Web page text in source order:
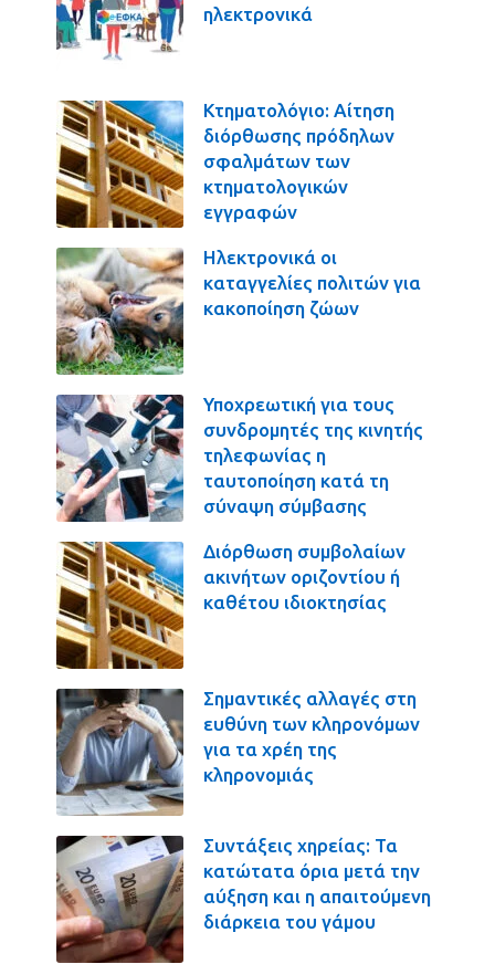
ηλεκτρονικά
Κτηματολόγιο: Αίτηση
διόρθωσης πρόδηλων
σφαλμάτων των
κτηματολογικών
εγγραφών
Ηλεκτρονικά οι
καταγγελίες πολιτών για
κακοποίηση ζώων
Υποχρεωτική για τους
συνδρομητές της κινητής
τηλεφωνίας η
ταυτοποίηση κατά τη
σύναψη σύμβασης
Διόρθωση συμβολαίων
ακινήτων οριζοντίου ή
καθέτου ιδιοκτησίας
Σημαντικές αλλαγές στη
ευθύνη των κληρονόμων
για τα χρέη της
κληρονομιάς
Συντάξεις χηρείας: Τα
κατώτατα όρια μετά την
αύξηση και η απαιτούμενη
διάρκεια του γάμου